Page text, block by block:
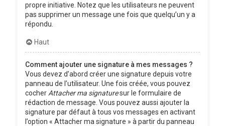
propre initiative. Notez que les utilisateurs ne peuvent
pas supprimer un message une fois que quelqu’un y a
répondu.
Haut
Comment ajouter une signature à mes messages ?
Vous devez d’abord créer une signature depuis votre
panneau de l’utilisateur. Une fois créée, vous pouvez
cocher Attacher ma signaturesur le formulaire de
rédaction de message. Vous pouvez aussi ajouter la
signature par défaut à tous vos messages en activant
l’option « Attacher ma signature » à partir du panneau